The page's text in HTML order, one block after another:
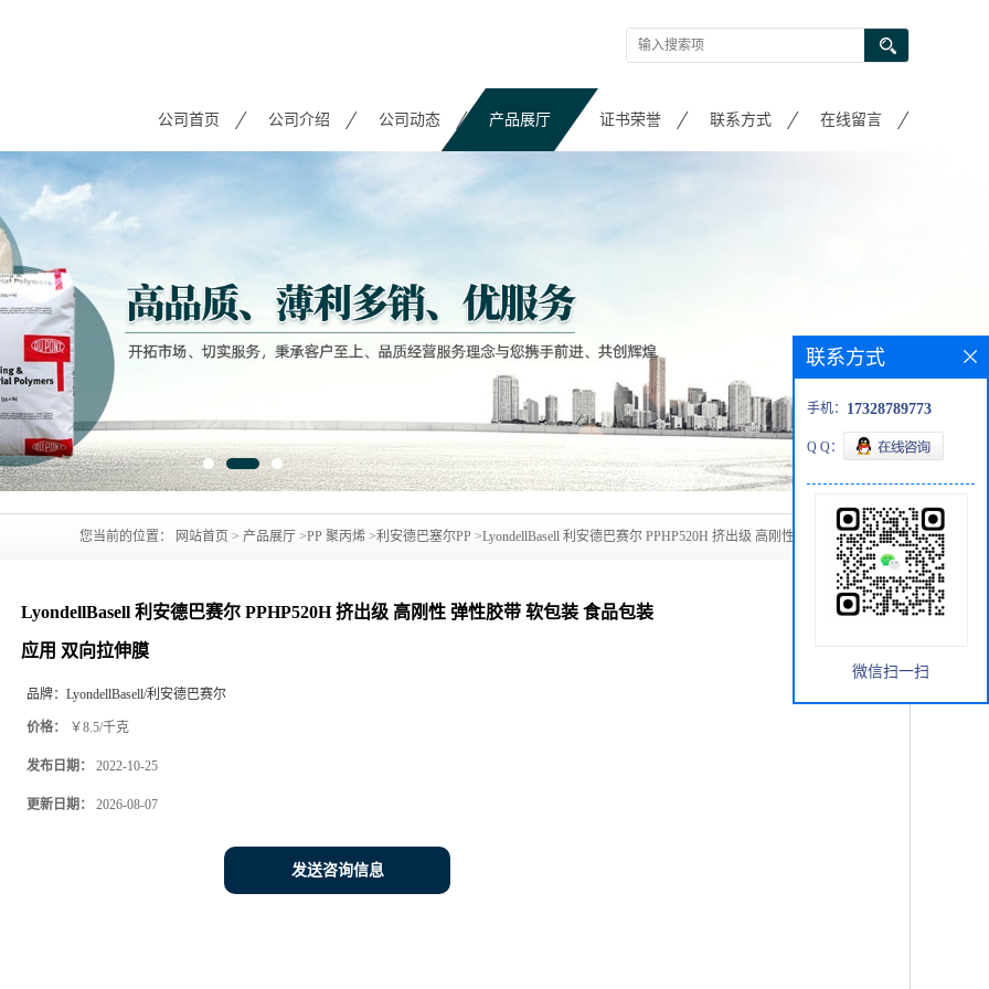
公司首页 公司介绍 公司动态 产品展厅 证书荣誉 联系方式 在线留言
您当前的位置： 网站首页 > 产品展厅 >PP 聚丙烯 >利安德巴塞尔PP >LyondellBasell 利安德巴赛尔 PPHP520H 挤出级 高刚性 弹性胶带
LyondellBasell 利安德巴赛尔 PPHP520H 挤出级 高刚性 弹性胶带 软包装 食品包装
应用 双向拉伸膜
品牌： LyondellBasell/利安德巴赛尔
价格： ￥8.5/千克
发布日期： 2022-10-25
更新日期： 2026-08-07
发送咨询信息
联系方式
手机： 17328789773
Q Q：
微信扫一扫